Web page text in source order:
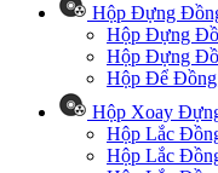
Hộp Đựng
Hộp Đựng
Hộp Đựng
Hộp Để
Hộp Xoay
Hộp Lắc
Hộp Lắc